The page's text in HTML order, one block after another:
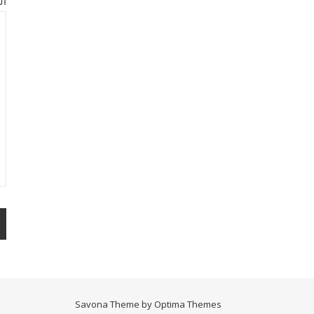
Savona Theme by Optima Themes